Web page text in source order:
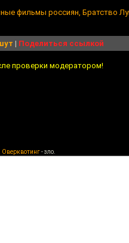
фильмы россиян, Братство
| Поделиться ссылкой
проверки модератором!
Оверквотинг- зло.